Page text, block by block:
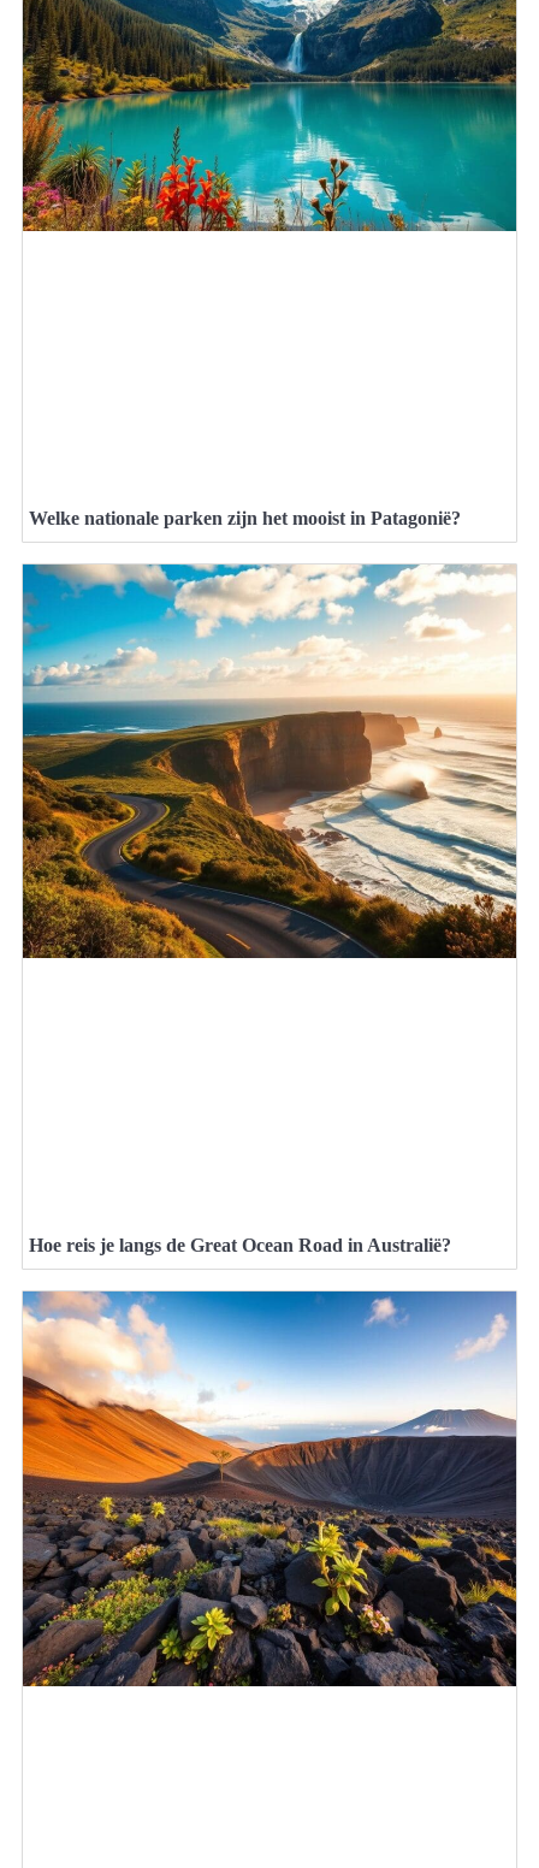
Welke nationale parken zijn het mooist in Patagonië?
Hoe reis je langs de Great Ocean Road in Australië?